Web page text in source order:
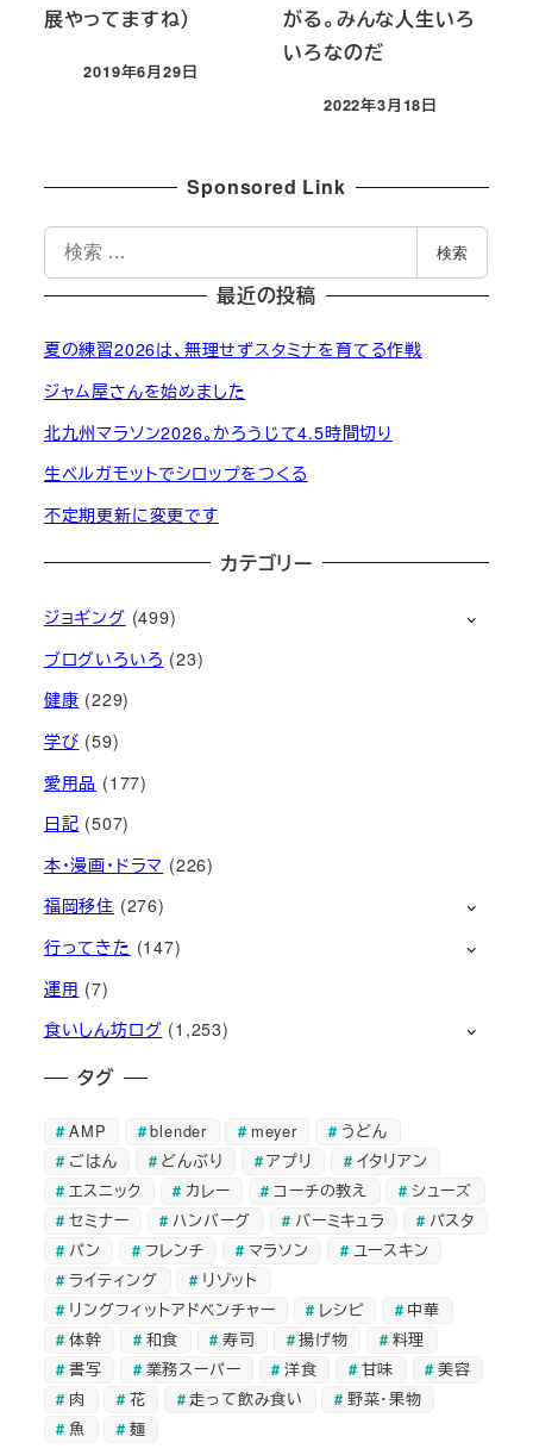
展やってますね）
投稿日
2019年6月29日
がる。みんな人生いろ
いろなのだ
投稿日
2022年3月18日
Sponsored Link
索
検索
最近の投稿
夏の練習2026は、無理せずスタミナを育てる作戦
ジャム屋さんを始めました
北九州マラソン2026。かろうじて4.5時間切り
生ベルガモットでシロップをつくる
不定期更新に変更です
カテゴリー
ジョギング (499)
ブログいろいろ (23)
健康 (229)
学び (59)
愛用品 (177)
日記 (507)
本・漫画・ドラマ (226)
福岡移住 (276)
行ってきた (147)
運用 (7)
食いしん坊ログ (1,253)
タグ
AMP blender meyer
うどん
ごはん
どんぶり アプリ
イタリアン
エスニック
カレー コーチの教え
シューズ
セミナー
ハンバーグ バーミキュラ
パスタ
パン
フレンチ マラソン
ユースキン
ライティング
リゾット
リングフィットアドベンチャー
レシピ
中華
体幹
和食 寿司 揚げ物
料理
書写
業務スーパー 洋食 甘味
美容
肉
花 走って飲み食い
野菜・果物
魚
麺